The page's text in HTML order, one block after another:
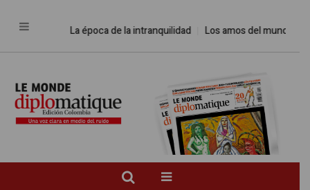
La época de la intranquilidad Los amos del mundo